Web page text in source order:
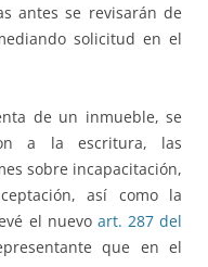
antes se revisarán de
solicitud en el
de un inmueble, se
a la escritura, las
sobre incapacitación,
así como la
el nuevo art. 287 del
que en el